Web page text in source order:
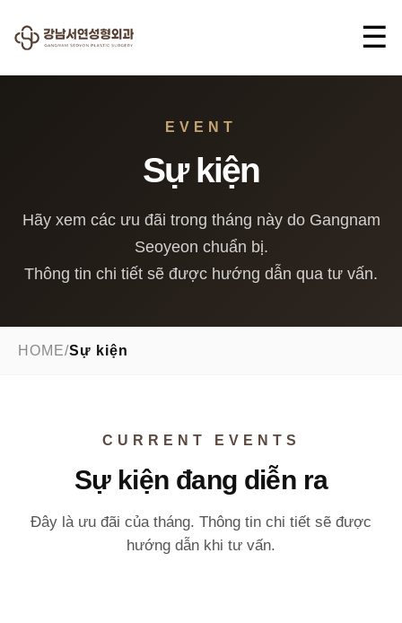
☰
EVENT
Sự kiện
Hãy xem các ưu đãi trong tháng này do Gangnam
Seoyeon chuẩn bị.
Thông tin chi tiết sẽ được hướng dẫn qua tư vấn.
HOME/Sự kiện
CURRENT EVENTS
Sự kiện đang diễn ra
Đây là ưu đãi của tháng. Thông tin chi tiết sẽ được
hướng dẫn khi tư vấn.